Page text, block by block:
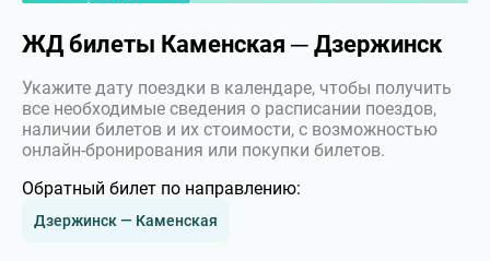
ЖД билеты Каменская ─ Дзержинск
Укажите дату поездки в календаре, чтобы получить
все необходимые сведения о расписании поездов,
наличии билетов и их стоимости, с возможностью
онлайн-бронирования или покупки билетов.
Обратный билет по направлению:
Дзержинск — Каменская